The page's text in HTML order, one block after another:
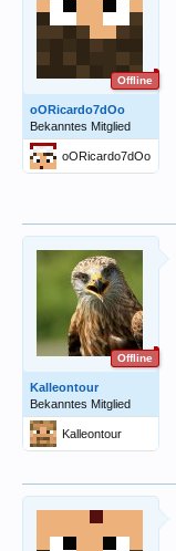
Offline
oORicardo7dOo
Bekanntes Mitglied
oORicardo7dOo
Offline
Kalleontour
Bekanntes Mitglied
Kalleontour